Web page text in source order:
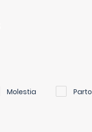
Molestia Parto